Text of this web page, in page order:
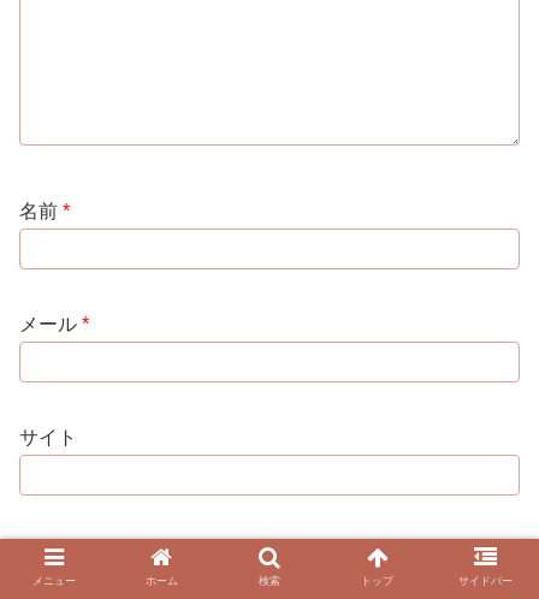
名前 *
メール *
サイト
次回のコメントで使用するためブラウザーに自分の名
前、メールアドレス、サイトを保存する。
メニュー ホーム 検索 トップ サイドバー